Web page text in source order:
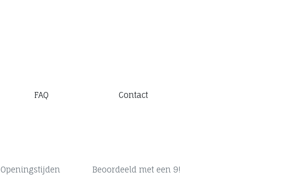
Openingstijden Beoordeeld met een 9!
Contact
FAQ